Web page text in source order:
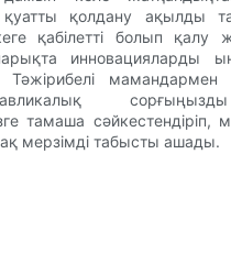
қуатты қолдану ақылды
қабілетті болып қалу
инновацияларды
мамандармен
тамаша сәйкестендіріп,
мерзімді табысты ашады.